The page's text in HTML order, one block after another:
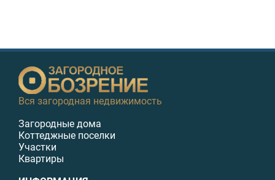
Вся загородная недвижимость
Загородные дома
Коттеджные поселки
Участки
Квартиры